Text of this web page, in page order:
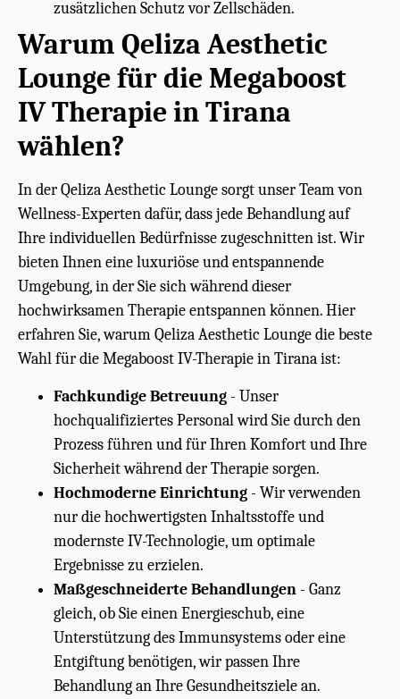
zusätzlichen Schutz vor Zellschäden.
Warum Qeliza Aesthetic
Lounge für die Megaboost
IV Therapie in Tirana
wählen?
In der Qeliza Aesthetic Lounge sorgt unser Team von
Wellness-Experten dafür, dass jede Behandlung auf
Ihre individuellen Bedürfnisse zugeschnitten ist. Wir
bieten Ihnen eine luxuriöse und entspannende
Umgebung, in der Sie sich während dieser
hochwirksamen Therapie entspannen können. Hier
erfahren Sie, warum Qeliza Aesthetic Lounge die beste
Wahl für die Megaboost IV-Therapie in Tirana ist:
Fachkundige Betreuung - Unser
hochqualifiziertes Personal wird Sie durch den
Prozess führen und für Ihren Komfort und Ihre
Sicherheit während der Therapie sorgen.
Hochmoderne Einrichtung - Wir verwenden
nur die hochwertigsten Inhaltsstoffe und
modernste IV-Technologie, um optimale
Ergebnisse zu erzielen.
Maßgeschneiderte Behandlungen - Ganz
gleich, ob Sie einen Energieschub, eine
Unterstützung des Immunsystems oder eine
Entgiftung benötigen, wir passen Ihre
Behandlung an Ihre Gesundheitsziele an.